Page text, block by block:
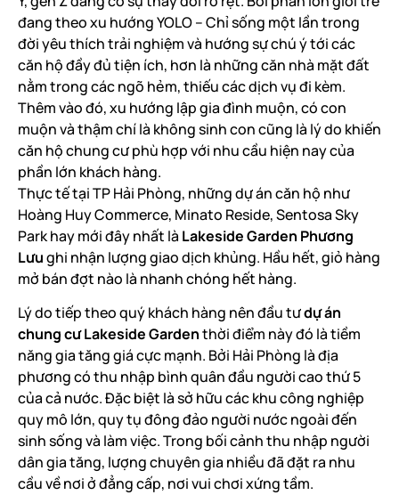
đang theo xu hướng YOLO – Chỉ sống một lần trong
đời yêu thích trải nghiệm và hướng sự chú ý tới các
căn hộ đầy đủ tiện ích, hơn là những căn nhà mặt đất
nằm trong các ngõ hẻm, thiếu các dịch vụ đi kèm.
Thêm vào đó, xu hướng lập gia đình muộn, có con
muộn và thậm chí là không sinh con cũng là lý do khiến
căn hộ chung cư phù hợp với nhu cầu hiện nay của
phần lớn khách hàng.
Thực tế tại TP Hải Phòng, những dự án căn hộ như
Hoàng Huy Commerce, Minato Reside, Sentosa Sky
Park hay mới đây nhất là Lakeside Garden Phương
Lưughi nhận lượng giao dịch khủng. Hầu hết, giỏ hàng
mở bán đợt nào là nhanh chóng hết hàng.
Lý do tiếp theo quý khách hàng nên đầu tưdự án
chung cư Lakeside Gardenthời điểm này đó là tiềm
năng gia tăng giá cực mạnh. Bởi Hải Phòng là địa
phương có thu nhập bình quân đầu người cao thứ 5
của cả nước. Đặc biệt là sở hữu các khu công nghiệp
quy mô lớn, quy tụ đông đảo người nước ngoài đến
sinh sống và làm việc. Trong bối cảnh thu nhập người
dân gia tăng, lượng chuyên gia nhiều đã đặt ra nhu
cầu về nơi ở đẳng cấp, nơi vui chơi xứng tầm.